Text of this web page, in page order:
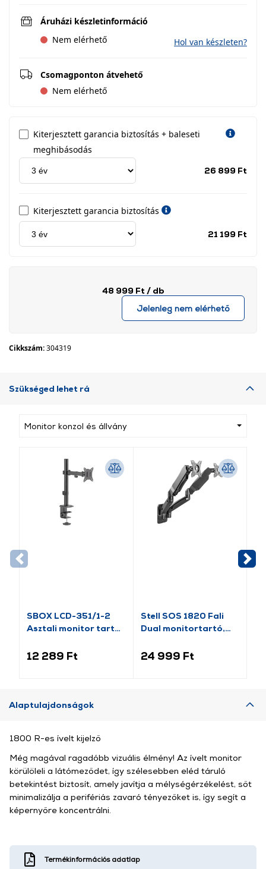
Áruházi készletinformáció
Nem elérhető
Hol van készleten?
Csomagponton átvehető
Nem elérhető
Kiterjesztett garancia biztosítás + baleseti
meghibásodás
26 899 Ft
Kiterjesztett garancia biztosítás
21 199 Ft
48 999 Ft / db
Jelenleg nem elérhető
Cikkszám:304319
Szükséged lehet rá
Monitor konzol és állvány
SBOX LCD-351/1-2
Asztali monitor tartó,
12 289 Ft
Stell SOS 1820 Fali
Dual monitortartó,
24 999 Ft
Alaptulajdonságok
1800 R-es ívelt kijelző
Még magával ragadóbb vizuális élmény! Az ívelt monitor
körülöleli a látómeződet, így szélesebben eléd táruló
betekintést biztosít, amely javítja a mélységérzékelést, sőt
minimalizálja a perifériás zavaró tényezőket is, így segít a
képernyőre koncentrálni.
Termékinformációs adatlap